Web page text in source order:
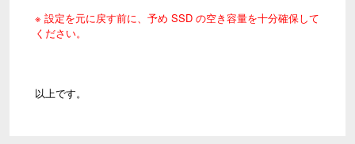
※ 設定を元に戻す前に、予め SSD の空き容量を十分確保して
ください。
以上です。